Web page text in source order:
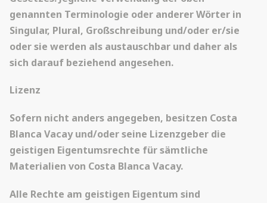
genannten Terminologie oder anderer Wörter in
Singular, Plural, Großschreibung und/oder er/sie
oder sie werden als austauschbar und daher als
sich darauf beziehend angesehen.
Lizenz
Sofern nicht anders angegeben, besitzen Costa
Blanca Vacay und/oder seine Lizenzgeber die
geistigen Eigentumsrechte für sämtliche
Materialien von Costa Blanca Vacay.
Alle Rechte am geistigen Eigentum sind